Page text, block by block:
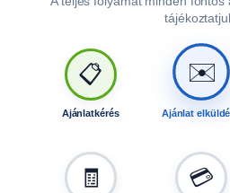
📋
Ajánlatkérés
✉️
Ajánlat
🧾 💳